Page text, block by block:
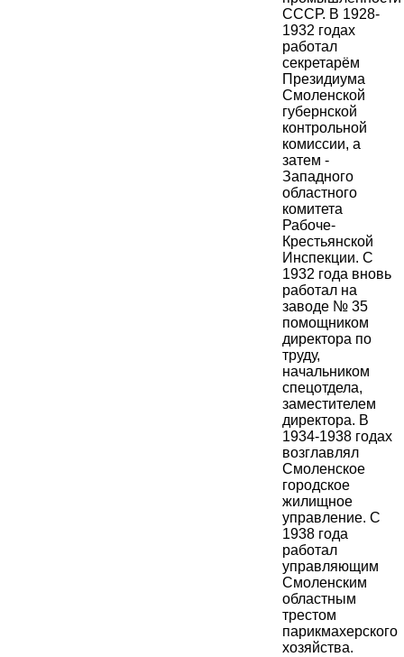
СССР. В 1928-
1932 годах
работал
секретарём
Президиума
Смоленской
губернской
контрольной
комиссии, а
затем -
Западного
областного
комитета
Рабоче-
Крестьянской
Инспекции. С
1932 года вновь
работал на
заводе № 35
помощником
директора по
труду,
начальником
спецотдела,
заместителем
директора. В
1934-1938 годах
возглавлял
Смоленское
городское
жилищное
управление. С
1938 года
работал
управляющим
Смоленским
областным
трестом
парикмахерского
хозяйства.